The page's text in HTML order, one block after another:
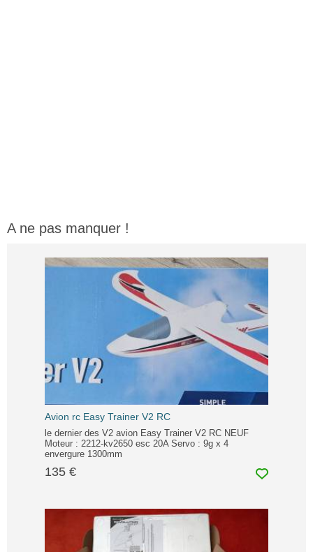
A ne pas manquer !
Avion rc Easy Trainer V2 RC
le dernier des V2 avion Easy Trainer V2 RC NEUF
Moteur : 2212-kv2650 esc 20A Servo : 9g x 4
envergure 1300mm
135 €